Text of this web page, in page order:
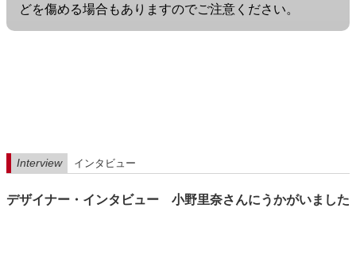
どを傷める場合もありますのでご注意ください。
Interview インタビュー
デザイナー・インタビュー 小野里奈さんにうかがいました